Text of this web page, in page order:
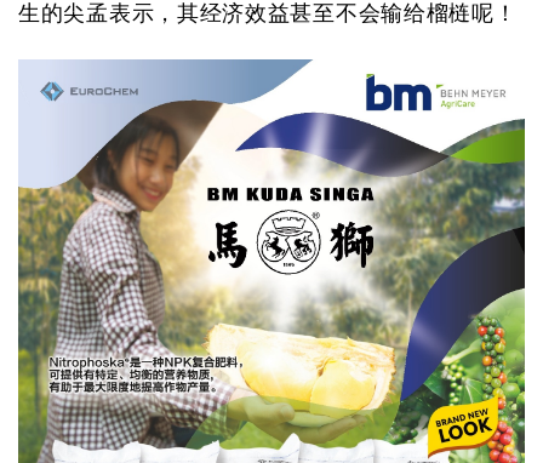
生的尖孟表示，其经济效益甚至不会输给榴梿呢！